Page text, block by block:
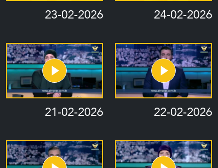
24-02-2026
23-02-2026
22-02-2026
21-02-2026